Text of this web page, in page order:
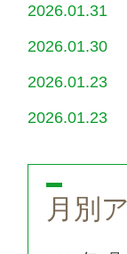
2026.01.31
2026.01.30
2026.01.23
2026.01.23
月別